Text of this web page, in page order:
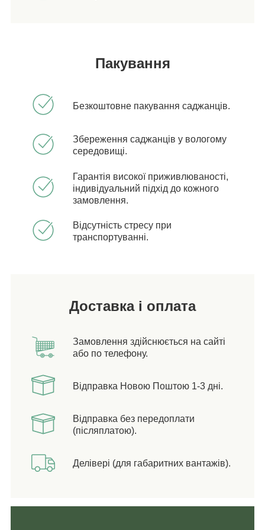
Пакування
Безкоштовне пакування саджанців.
Збереження саджанців у вологому
середовищі.
Гарантія високої приживлюваності,
індивідуальний підхід до кожного
замовлення.
Відсутність стресу при
транспортуванні.
Доставка і оплата
Замовлення здійснюється на сайті
або по телефону.
Відправка Новою Поштою 1-3 дні.
Відправка без передоплати
(післяплатою).
Делівері (для габаритних вантажів).